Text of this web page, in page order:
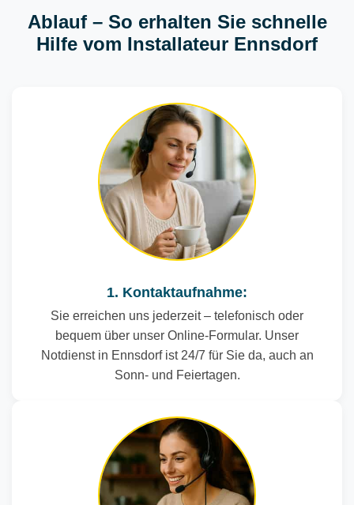
Ablauf – So erhalten Sie schnelle
Hilfe vom Installateur Ennsdorf
1. Kontaktaufnahme:
Sie erreichen uns jederzeit – telefonisch oder
bequem über unser Online-Formular. Unser
Notdienst in Ennsdorf ist 24/7 für Sie da, auch an
Sonn- und Feiertagen.